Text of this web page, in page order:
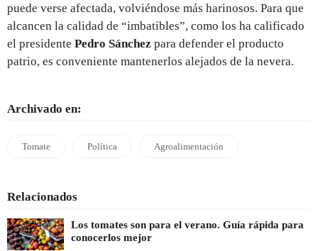
puede verse afectada, volviéndose más harinosos. Para que
alcancen la calidad de “imbatibles”, como los ha calificado
el presidente Pedro Sánchez para defender el producto
patrio, es conveniente mantenerlos alejados de la nevera.
Archivado en:
Tomate Política Agroalimentación
Relacionados
Los tomates son para el verano. Guía rápida para
conocerlos mejor